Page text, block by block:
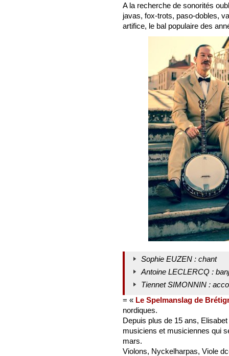
A la recherche de sonorités
javas, fox-trots, paso-dobles,
artifice, le bal populaire des
Sophie EUZEN : chant
Antoine LECLERCQ :
Tiennet SIMONNIN :
= « Le Spelmanslag de
nordiques.
Depuis plus de 15 ans,
musiciens et musiciennes qui
mars.
Violons, Nyckelharpas, Viole